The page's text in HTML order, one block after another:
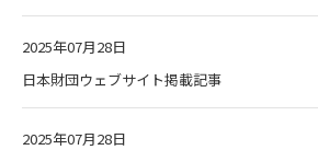
2025年07月28日
日本財団ウェブサイト掲載記事
2025年07月28日